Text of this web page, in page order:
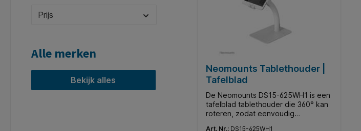
Prijs
Alle merken
Bekijk alles
Neomounts Tablethouder |
Tafelblad
De Neomounts DS15-625WH1 is een
tafelblad tablethouder die 360° kan
roteren, zodat eenvoudig
Art. Nr.: DS15-625WH1